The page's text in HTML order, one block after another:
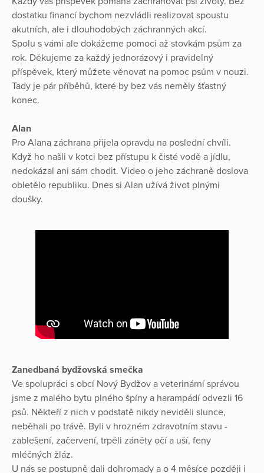
dostatku financí bychom nezvládli realizovat spoustu
akutních, ale i dlouhodobých záchranných akcí.
Spolu s vámi ale dokážeme pomoci až stovkám psům za
rok. Děkujeme za každý jednorázový i pravidelný
příspěvek, který můžete věnovat na pomoc psům v nouzi.
Tady je pár příběhů, které by bez vás neměly šťastný
konec.
Alan
Pro Alana záchrana přijela opravdu na poslední chvíli.
Když ho našli v kotci bez přístupu k čisté vodě a jídlu,
nedokázal ani sám chodit. Video o jeho záchraně doslova
obletělo republiku. Dnes si Alan užívá život plnými
doušky.
Zanedbaná bydžovská smečka
Ve spolupráci s obcí Nový Bydžov a veterinární správou
jsme z malého bytu plného špíny a harampádí odvezli 16
psů. Někteří z nich v podstatě nikdy neviděli slunce,
neběhali po trávě. Byli v hrozném zdravotním stavu -
zablešení, začervení, trpěli záněty očí a uší, feny
mléčných žláz.
U nás se postupně dali dohromady a o 4 měsíce později i